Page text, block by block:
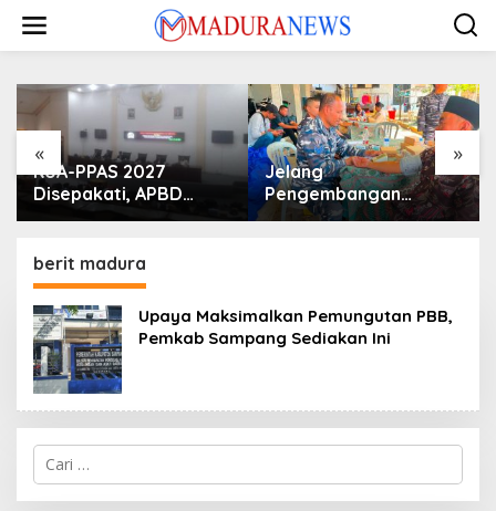
konten
« »
KUA-PPAS 2027
Disepakati, APBD
Sampang Defisit Rp
Jelang
Pengembangan
Lapangan Hidayah,
Nelayan Sampang
berit madura
Upaya Maksimalkan Pemungutan PBB,
Pemkab Sampang Sediakan Ini
Cari
untuk: